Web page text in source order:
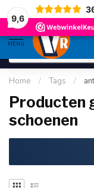
9,6
gratis verzending
MENU
Home / Tags /
Producten
schoenen